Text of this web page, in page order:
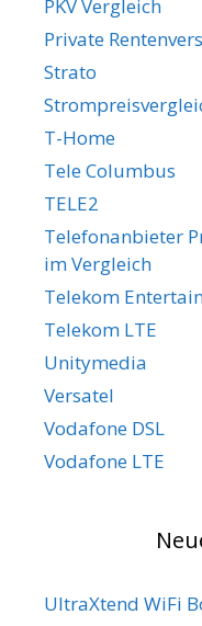
PKV Vergleich
Private
Strato
T-Home
Tele Columbus
TELE2
Telefonanbieter
im Vergleich
Telekom
Telekom LTE
Unitymedia
Versatel
Vodafone DSL
Vodafone LTE
UltraXtend WiFi